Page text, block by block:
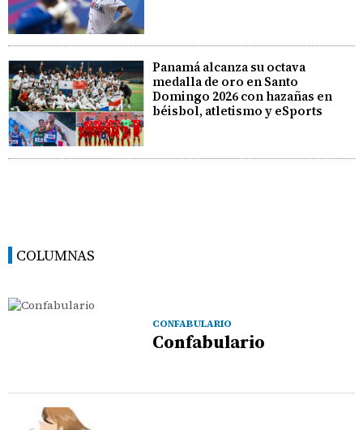
Panamá alcanza su octava
medalla de oro en Santo
Domingo 2026 con hazañas en
béisbol, atletismo y eSports
COLUMNAS
CONFABULARIO
Confabulario